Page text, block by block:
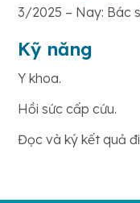
3/2025 – Nay: Bác
Kỹ năng
Y khoa.
Hồi sức cấp cứu.
Đọc và ký kết quả